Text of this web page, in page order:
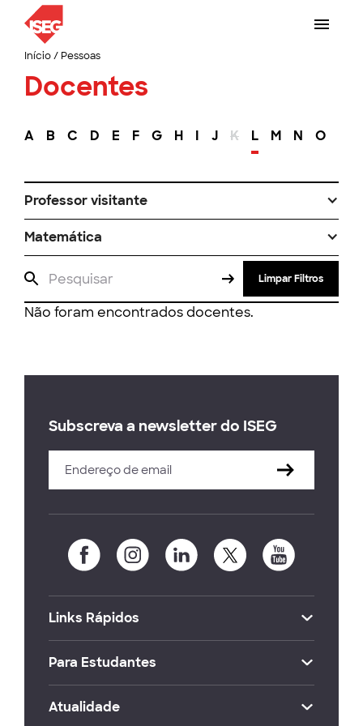
Início/ Pessoas
Docentes
A B C D E F G H I J K L M N O
Professor visitante
Matemática
Limpar Filtros
Não foram encontrados docentes.
Subscreva a newsletter do ISEG
Links Rápidos
Para Estudantes
Atualidade